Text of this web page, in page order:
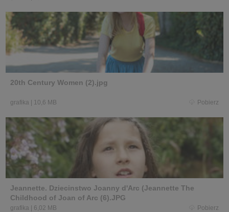
20th Century Women (2).jpg
grafika 10,6 MB Pobierz
Jeannette. Dziecinstwo Joanny d'Arc (Jeannette The
Childhood of Joan of Arc (6).JPG
grafika 6,02 MB Pobierz